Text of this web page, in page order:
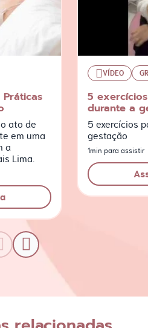
ato de
em uma
a
Lima.
VÍDEO
5
durante a
5 exercícios
gestação
1min para assistir